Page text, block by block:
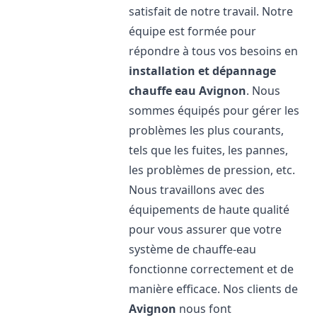
satisfait de notre travail. Notre
équipe est formée pour
répondre à tous vos besoins en
installation et dépannage
chauffe eau Avignon. Nous
sommes équipés pour gérer les
problèmes les plus courants,
tels que les fuites, les pannes,
les problèmes de pression, etc.
Nous travaillons avec des
équipements de haute qualité
pour vous assurer que votre
système de chauffe-eau
fonctionne correctement et de
manière efficace. Nos clients de
Avignon nous font